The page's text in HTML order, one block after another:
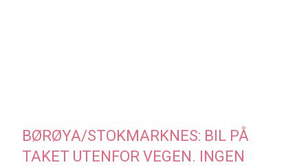
BØRØYA/STOKMARKNES: BIL PÅ
TAKET UTENFOR VEGEN. INGEN